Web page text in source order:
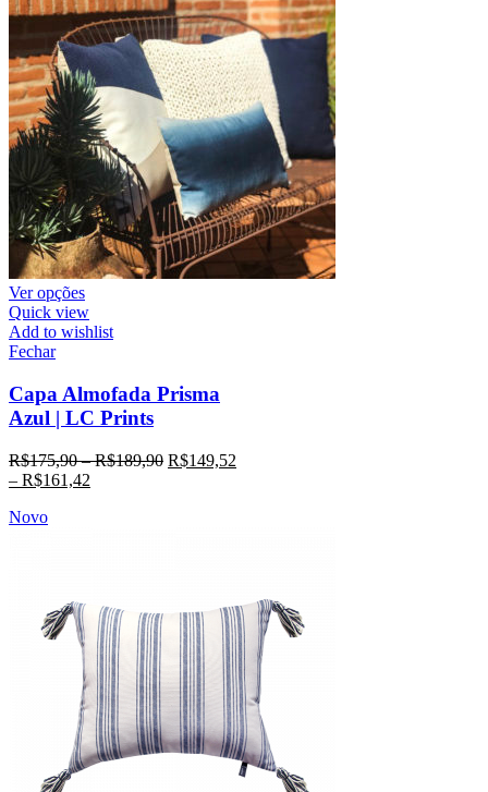
Ver opções
Quick view
Add to wishlist
Fechar
Capa Almofada Prisma
Azul | LC Prints
R$175,90–R$189,90 R$149,52
– R$161,42
Novo